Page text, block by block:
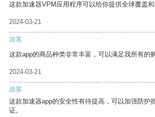
这款加速器VPM应用程序可以给你提供全球覆盖和
2024-03-21
游客
这款app的商品种类非常丰富，可以满足我所有的
2024-03-21
游客
这款加速器app的安全性有待提高，可以加强防护
证。